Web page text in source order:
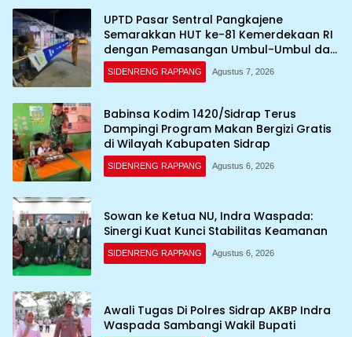
UPTD Pasar Sentral Pangkajene
Semarakkan HUT ke-81 Kemerdekaan RI
dengan Pemasangan Umbul-Umbul dan
Dekorasi Merah Putih
SIDENRENG RAPPANG Agustus 7, 2026
Babinsa Kodim 1420/Sidrap Terus
Dampingi Program Makan Bergizi Gratis
di Wilayah Kabupaten Sidrap
SIDENRENG RAPPANG Agustus 6, 2026
Sowan ke Ketua NU, Indra Waspada:
Sinergi Kuat Kunci Stabilitas Keamanan
SIDENRENG RAPPANG Agustus 6, 2026
Awali Tugas Di Polres Sidrap AKBP Indra
Waspada Sambangi Wakil Bupati